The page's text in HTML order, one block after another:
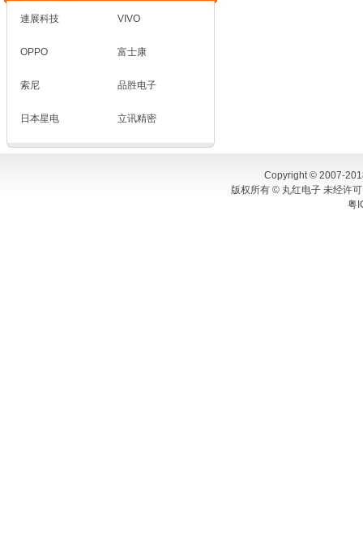
連展科技 VIVO
OPPO 富士康
索尼 品胜电子
日本星电 立讯精密
Copyright © 2007-
版权所有 © 丸红电子 未经许
粤